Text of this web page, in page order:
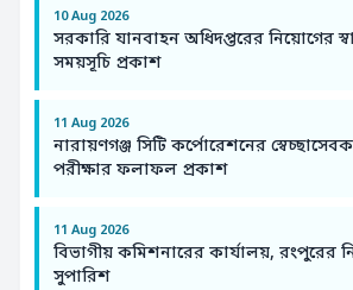
10 Aug 2026
সরকারি যানবাহন অধিদপ্তরের নিয়োগের
সময়সূচি প্রকাশ
11 Aug 2026
নারায়ণগঞ্জ সিটি কর্পোরেশনের
পরীক্ষার ফলাফল প্রকাশ
11 Aug 2026
বিভাগীয় কমিশনারের কার্যালয়, রংপুরের
সুপারিশ